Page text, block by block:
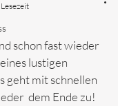
schon fast wieder
lustigen
geht mit schnellen
dem Ende zu!